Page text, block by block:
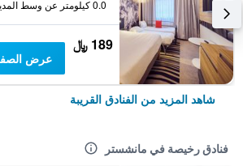
0.0 كيلومتر عن وسط المدينة
189 ﷼
عرض
شاهد المزيد من الفنادق القريبة
فنادق رخيصة في مانشستر